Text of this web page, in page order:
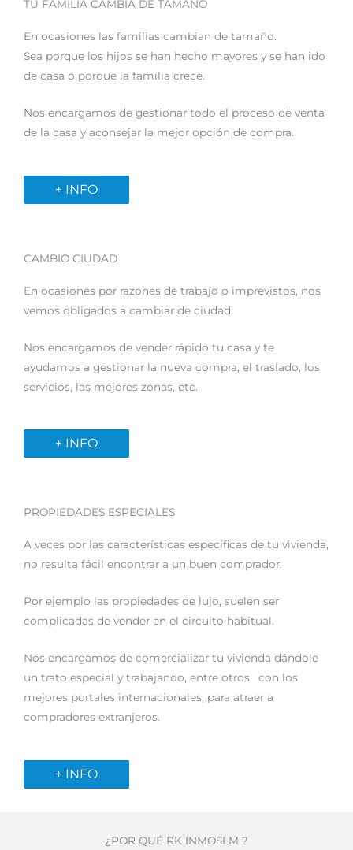
TU FAMILIA CAMBIA DE TAMAÑO
En ocasiones las familias cambian de tamaño.
Sea porque los hijos se han hecho mayores y se han ido
de casa o porque la familia crece.
Nos encargamos de gestionar todo el proceso de venta
de la casa y aconsejar la mejor opción de compra.
+ INFO
CAMBIO CIUDAD
En ocasiones por razones de trabajo o imprevistos, nos
vemos obligados a cambiar de ciudad.
Nos encargamos de vender rápido tu casa y te
ayudamos a gestionar la nueva compra, el traslado, los
servicios, las mejores zonas, etc.
+ INFO
PROPIEDADES ESPECIALES
A veces por las características específicas de tu vivienda,
no resulta fácil encontrar a un buen comprador.
Por ejemplo las propiedades de lujo, suelen ser
complicadas de vender en el circuito habitual.
Nos encargamos de comercializar tu vivienda dándole
un trato especial y trabajando, entre otros, con los
mejores portales internacionales, para atraer a
compradores extranjeros.
+ INFO
¿POR QUÉ RK INMOSLM ?